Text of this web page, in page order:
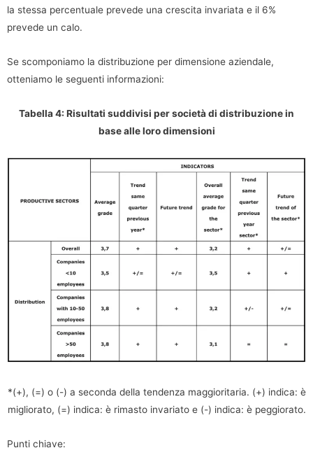
la stessa percentuale prevede una crescita invariata e il 6%
prevede un calo.
Se scomponiamo la distribuzione per dimensione aziendale,
otteniamo le seguenti informazioni:
Tabella 4: Risultati suddivisi per società di distribuzione in
base alle loro dimensioni
*(+), (=) o (-) a seconda della tendenza maggioritaria. (+) indica: è
migliorato, (=) indica: è rimasto invariato e (-) indica: è peggiorato.
Punti chiave: